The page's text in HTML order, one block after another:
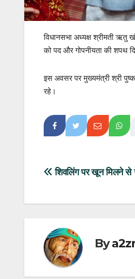
विधानसभा अध्यक्ष श्रीमती ऋतु
को पद और गोपनीयता की शपथ
इस अवसर पर मुख्यमंत्री श्री
रहे।
Post
शिवलिंग पर खून मिलने से
By